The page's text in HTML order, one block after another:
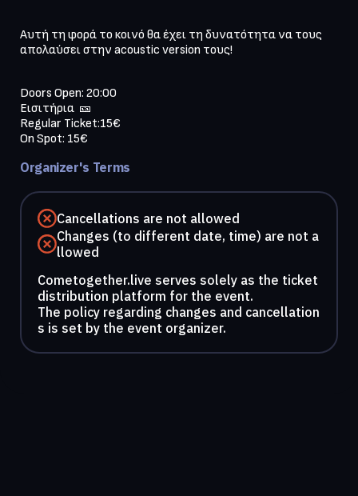
Αυτή τη φορά το κοινό θα έχει τη δυνατότητα να τους
απολαύσει στην acoustic version τους!
Doors Open: 20:00
Εισιτήρια  🎫
Regular Ticket:15€
Organizer's Terms
Cancellations are not allowed
Changes (to different date, time) are not a
llowed
Cometogether.live serves solely as the ticket
distribution platform for the event.
The policy regarding changes and cancellation
s is set by the event organizer.